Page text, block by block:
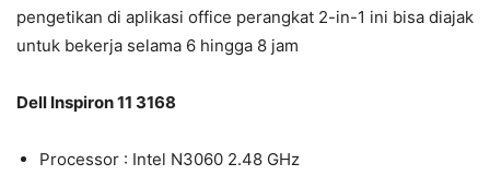
pengetikan di aplikasi office perangkat 2-in-1 ini bisa diajak
untuk bekerja selama 6 hingga 8 jam
Dell Inspiron 11 3168
Processor : Intel N3060 2.48 GHz